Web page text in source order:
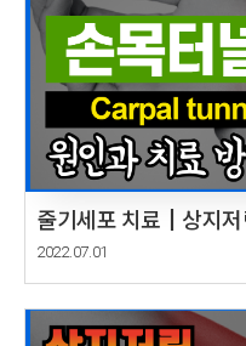
줄기세포 치료┃상지
원인과 치료 방법은?
upper limb Part.3
2022.07.01